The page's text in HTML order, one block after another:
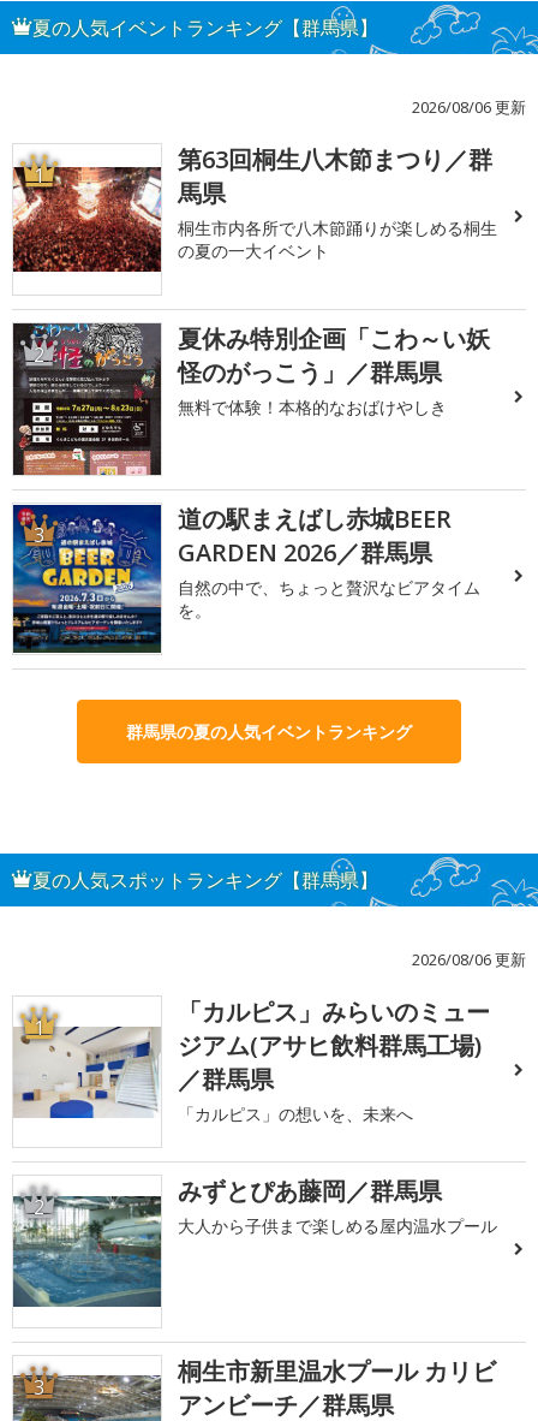
夏の人気イベントランキング【群馬県】
2026/08/06 更新
1
第63回桐生八木節まつり／群
馬県
桐生市内各所で八木節踊りが楽しめる桐生
の夏の一大イベント
2
夏休み特別企画「こわ～い妖
怪のがっこう」／群馬県
無料で体験！本格的なおばけやしき
3
道の駅まえばし赤城BEER
GARDEN 2026／群馬県
自然の中で、ちょっと贅沢なビアタイム
を。
群馬県の夏の人気イベントランキング
夏の人気スポットランキング【群馬県】
2026/08/06 更新
1
「カルピス」みらいのミュー
ジアム(アサヒ飲料群馬工場)
／群馬県
「カルピス」の想いを、未来へ
2 みずとぴあ藤岡／群馬県
大人から子供まで楽しめる屋内温水プール
3
桐生市新里温水プール カリビ
アンビーチ／群馬県